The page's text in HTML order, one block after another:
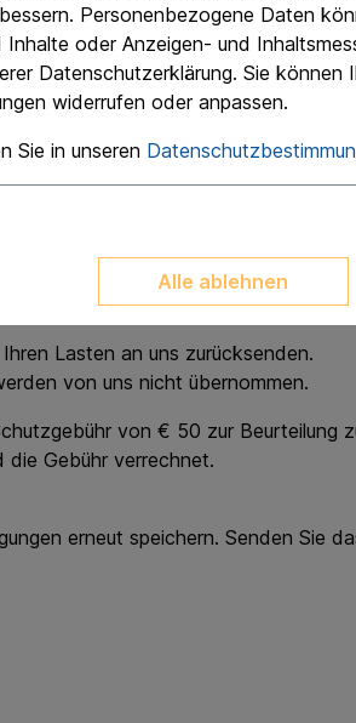
Motoren müssen von einem
Je nach aktueller
Lasten an uns zurücksenden.
von uns nicht übernommen.
von € 50 zur Beurteilung
die Gebühr verrechnet.
erneut speichern. Senden Sie
Personenbezogene Daten
oder Anzeigen- und
Datenschutzerklärung. Sie können
widerrufen oder anpassen.
Sie in unseren
Alle ablehnen